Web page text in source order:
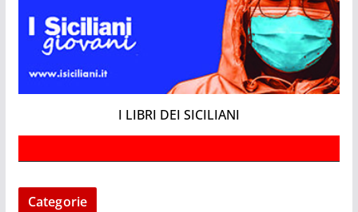
I LIBRI DEI SICILIANI
Categorie